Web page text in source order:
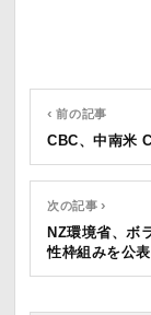
‹ 前の記事
CBC、中南米
次の記事 ›
NZ環境省、ボ
性枠組みを公